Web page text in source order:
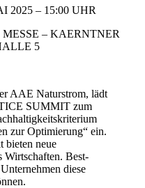
2025 – 15:00 UHR
– KAERNTNER
5
AAE Naturstrom, lädt
SUMMIT zum
zur Optimierung“ ein.
bieten neue
Wirtschaften. Best-
diese